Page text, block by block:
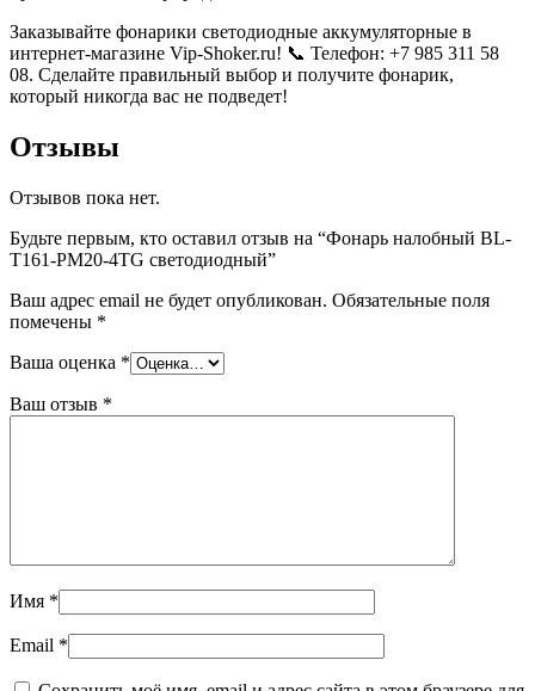
Заказывайте фонарики светодиодные аккумуляторные в
интернет-магазине Vip-Shoker.ru! 📞 Телефон: +7 985 311 58
08. Сделайте правильный выбор и получите фонарик,
который никогда вас не подведет!
Отзывы
Отзывов пока нет.
Будьте первым, кто оставил отзыв на “Фонарь налобный BL-
T161-PM20-4TG светодиодный”
Ваш адрес email не будет опубликован. Обязательные поля
помечены *
Ваша оценка *
Ваш отзыв *
Имя *
Email *